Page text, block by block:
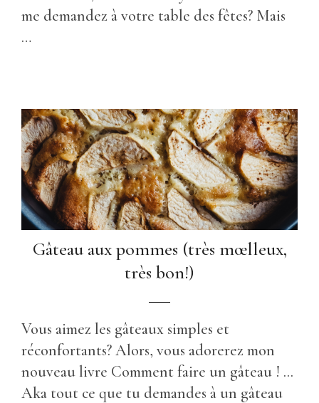
me demandez à votre table des fêtes? Mais
…
Gâteau aux pommes (très mœlleux,
très bon!)
Vous aimez les gâteaux simples et
réconfortants? Alors, vous adorerez mon
nouveau livre Comment faire un gâteau ! ...
Aka tout ce que tu demandes à un gâteau